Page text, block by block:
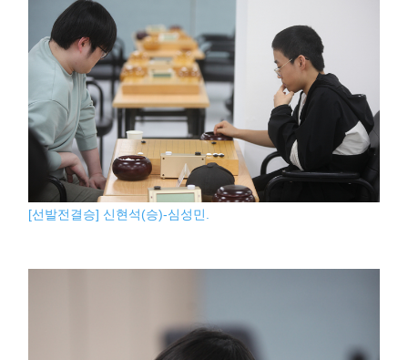
[선발전결승] 신현석(승)-심성민.